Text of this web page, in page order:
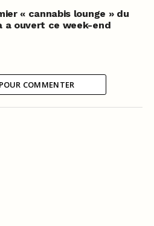
« cannabis lounge » du
a ouvert ce week-end
COMMENTER